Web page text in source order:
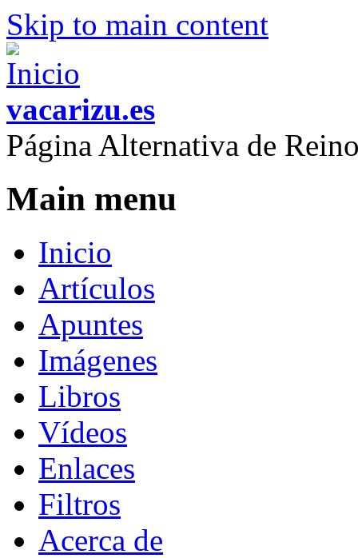
Skip to main content
vacarizu.es
Página Alternativa de
Main menu
Inicio
Artículos
Apuntes
Imágenes
Libros
Vídeos
Enlaces
Filtros
Acerca de